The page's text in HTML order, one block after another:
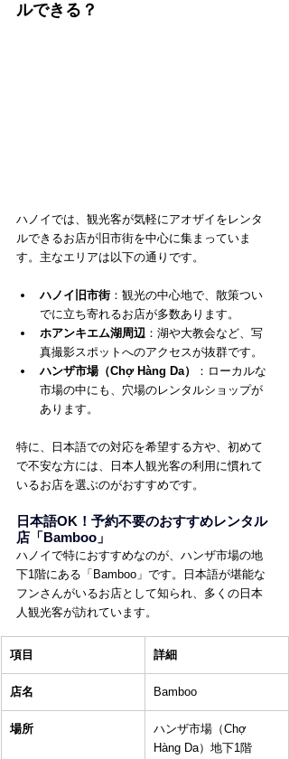
ルできる？
ハノイでは、観光客が気軽にアオザイをレンタ
ルできるお店が旧市街を中心に集まっていま
す。主なエリアは以下の通りです。
ハノイ旧市街 ：観光の中心地で、散策つい
でに立ち寄れるお店が多数あります。
ホアンキエム湖周辺 ：湖や大教会など、写
真撮影スポットへのアクセスが抜群です。
ハンザ市場（Chợ Hàng Da）
：ローカルな
市場の中にも、穴場のレンタルショップが
あります。
特に、日本語での対応を希望する方や、初めて
で不安な方には、日本人観光客の利用に慣れて
いるお店を選ぶのがおすすめです。
日本語OK！予約不要のおすすめレンタル
店「Bamboo」
ハノイで特におすすめなのが、ハンザ市場の地
下1階にある「Bamboo」です。日本語が堪能な
フンさんがいるお店として知られ、多くの日本
人観光客が訪れています。
項目 詳細
店名 Bamboo
場所
ハンザ市場（Chợ
Hàng Da）地下1階